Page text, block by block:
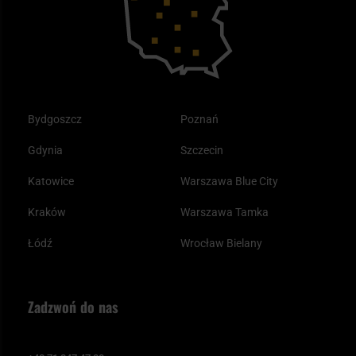
Bydgoszcz
Gdynia
Katowice
Kraków
Łódź
Poznań
Szczecin
Warszawa Blue City
Warszawa Tamka
Wrocław Bielany
Zadzwoń do nas